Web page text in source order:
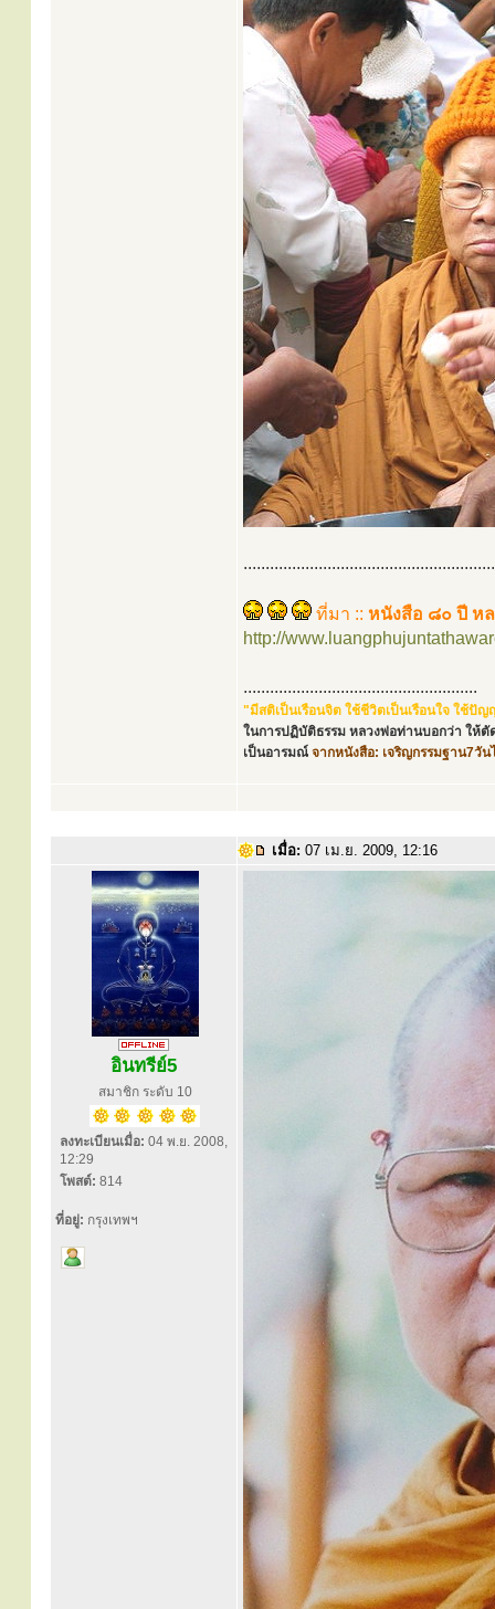
ที่มา :: หนังสือ ๘๐ ปี ห
http://
.....................................................
"มีสติเป็นเรือนจิต ใช้ชีวิตเป็นเรือนใจ ใช้ปั
ในการปฏิบัติธรรม หลวงพ่อท่านบอกว่า ให้ตั
เป็นอารมณ์ จากหนังสือ: เจริญกรรมฐาน7วั
เมื่อ: 07 เม.ย. 2009, 12:16
อินทรีย์5
สมาชิก ระดับ 10
ลงทะเบียนเมื่อ: 04 พ.ย. 2008,
12:29
โพสต์: 814
ที่อยู่: กรุงเทพฯ